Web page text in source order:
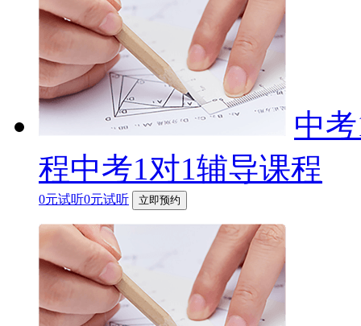
中
程中考1对1辅导课程
0元试听0元试听 立即预约